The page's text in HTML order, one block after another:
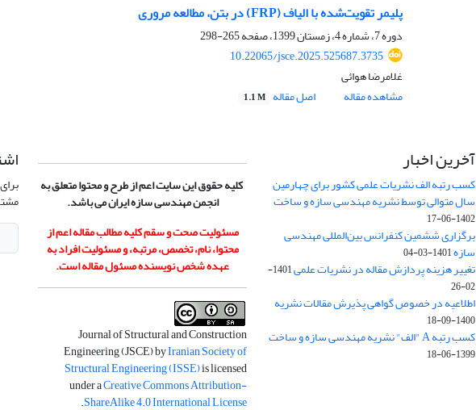
پلیمر تقویت‌شده با الیاف (FRP) در بتن، مطالعه مروری
دوره 7، شماره 4، زمستان 1399، صفحه
265-298
10.22065/jsce.2025.525687.3735
غلامرضا هوائی
مشاهده مقاله
اصل مقاله 1.1 M
آخرین اخبار
کسب رتبه الف نشریات علمی کشور برای چهارمین
سال متوالی توسط نشریه مهندسی سازه و ساخت
1402-06-17
برگزاری ششمین کنفرانس بین‌المللی مهندسی
سازه1401-03-04
تغییر هزینه پردازش مقاله در نشریات علمی
1401-
02-26
اطلاعیه در خصوص گواهی پذیرش مقالات نشریه
1400-09-18
کسب رتبه A "الف" نشریه مهندسی سازه و ساخت
1399-06-18
کلیه حقوق این سایت اعم از طرح و محتوا متعلق به
انجمن مهندسی سازه ایران می باشد.
مسئولیت صحت و سقم کلیه مطالب مقاله اعم از
محتوا، نام، تخصص، مرتبه، و مسئولیت افراد به
عهده شخص نویسنده مسئول مقاله است.
Journal of Structural and Construction
Engineering (JSCE) byIranian Society of
Structural Engineering (ISSE)is licensed
under aCreative Commons Attribution-
ShareAlike 4.0 International License
.